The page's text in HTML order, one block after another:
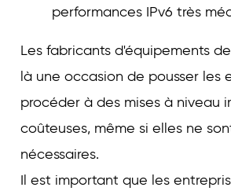
performances IPv6 très
Les fabricants d'équipements
là une occasion de pousser les
procéder à des mises à niveau
coûteuses, même si elles ne
nécessaires.
Il est important que les